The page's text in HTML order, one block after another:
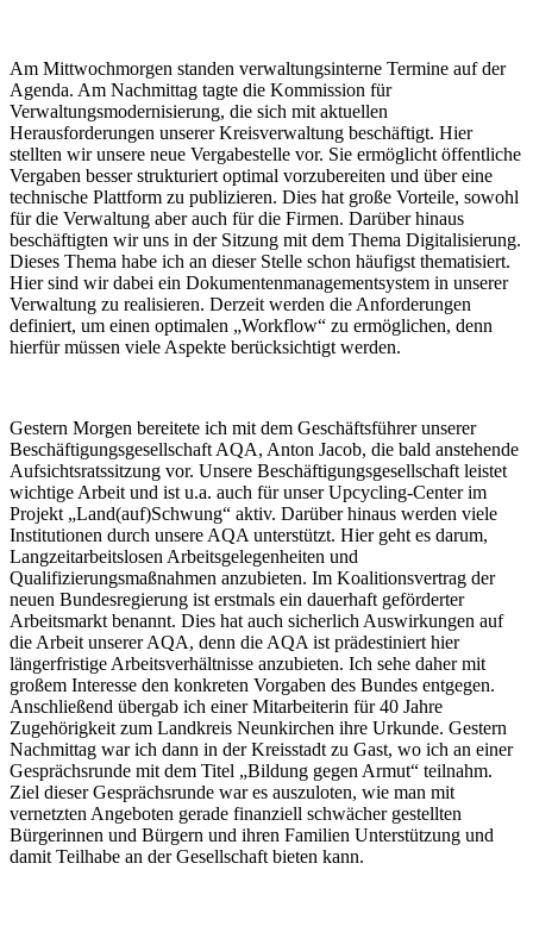
Am Mittwochmorgen standen verwaltungsinterne Termine auf der
Agenda. Am Nachmittag tagte die Kommission für
Verwaltungsmodernisierung, die sich mit aktuellen
Herausforderungen unserer Kreisverwaltung beschäftigt. Hier
stellten wir unsere neue Vergabestelle vor. Sie ermöglicht öffentliche
Vergaben besser strukturiert optimal vorzubereiten und über eine
technische Plattform zu publizieren. Dies hat große Vorteile, sowohl
für die Verwaltung aber auch für die Firmen. Darüber hinaus
beschäftigten wir uns in der Sitzung mit dem Thema Digitalisierung.
Dieses Thema habe ich an dieser Stelle schon häufigst thematisiert.
Hier sind wir dabei ein Dokumentenmanagementsystem in unserer
Verwaltung zu realisieren. Derzeit werden die Anforderungen
definiert, um einen optimalen „Workflow“ zu ermöglichen, denn
hierfür müssen viele Aspekte berücksichtigt werden.
Gestern Morgen bereitete ich mit dem Geschäftsführer unserer
Beschäftigungsgesellschaft AQA, Anton Jacob, die bald anstehende
Aufsichtsratssitzung vor. Unsere Beschäftigungsgesellschaft leistet
wichtige Arbeit und ist u.a. auch für unser Upcycling-Center im
Projekt „Land(auf)Schwung“ aktiv. Darüber hinaus werden viele
Institutionen durch unsere AQA unterstützt. Hier geht es darum,
Langzeitarbeitslosen Arbeitsgelegenheiten und
Qualifizierungsmaßnahmen anzubieten. Im Koalitionsvertrag der
neuen Bundesregierung ist erstmals ein dauerhaft geförderter
Arbeitsmarkt benannt. Dies hat auch sicherlich Auswirkungen auf
die Arbeit unserer AQA, denn die AQA ist prädestiniert hier
längerfristige Arbeitsverhältnisse anzubieten. Ich sehe daher mit
großem Interesse den konkreten Vorgaben des Bundes entgegen.
Anschließend übergab ich einer Mitarbeiterin für 40 Jahre
Zugehörigkeit zum Landkreis Neunkirchen ihre Urkunde. Gestern
Nachmittag war ich dann in der Kreisstadt zu Gast, wo ich an einer
Gesprächsrunde mit dem Titel „Bildung gegen Armut“ teilnahm.
Ziel dieser Gesprächsrunde war es auszuloten, wie man mit
vernetzten Angeboten gerade finanziell schwächer gestellten
Bürgerinnen und Bürgern und ihren Familien Unterstützung und
damit Teilhabe an der Gesellschaft bieten kann.